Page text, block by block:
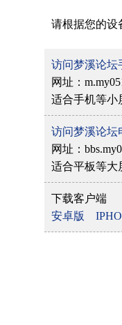
请根据您的设
访问梦溪论坛
网址：
适合手机等小
访问梦溪论坛
网址：
适合平板等大
下载客户端
安卓版